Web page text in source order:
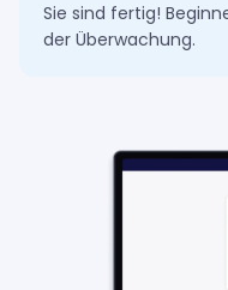
Sie sind fertig!
der Überwachung.